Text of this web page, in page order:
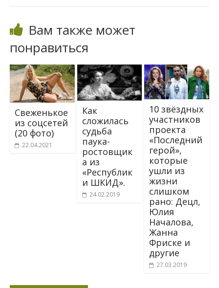
Вам также может
понравиться
Свеженькое
из соцсетей
(20 фото)
22.04.2021
Как
сложилась
судьба
паука-
ростовщик
а из
«Республик
и ШКИД».
24.02.2019
10 звёздных
участников
проекта
«Последний
герой»,
которые
ушли из
жизни
слишком
рано: Децл,
Юлия
Началова,
Жанна
Фриске и
другие
27.03.2019